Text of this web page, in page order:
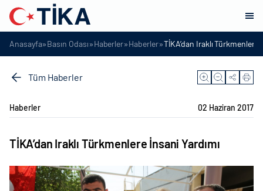
Anasayfa»Basın Odası»Haberler»Haberler»TİKA’dan Iraklı Türkmenlere
Tüm Haberler
Haberler 02 Haziran 2017
TİKA’dan Iraklı Türkmenlere İnsani Yardımı